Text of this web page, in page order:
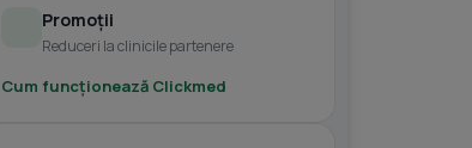
Promoții
Reduceri la clinicile partenere
Cum funcționează Clickmed